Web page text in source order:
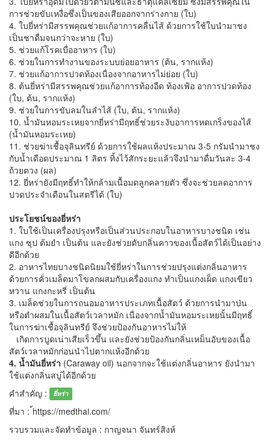
การช่วยขับเหงื่อซึ่งเป็นของเสียออกจากร่างกาย (ใบ)
4. ใบยี่หร่ามีสรรพคุณช่วยแก้อาการคลื่นไส้ ด้วยการใช้ใบนำมาชง
เป็นชาดื่มจนกว่าจะหาย (ใบ)
5. ช่วยแก้โรคเบื่ออาหาร (ใบ)
6. ช่วยในการทำงานของระบบย่อยอาหาร (ต้น, รากแห้ง)
7. ช่วยแก้อาการปวดท้องเนื่องจากอาหารไม่ย่อย (ใบ)
8. ต้นยี่หร่ามีสรรพคุณช่วยแก้อาการท้องอืด ท้องเฟ้อ อาการปวดท้อง
(ใบ, ต้น, รากแห้ง)
9. ช่วยในการขับลมในลำไส้ (ใบ, ต้น, รากแห้ง)
10. น้ำมันหอมระเหยจากยี่หร่ามีฤทธิ์ช่วยระงับอาการหดเกร็งของไส้
(น้ำมันหอมระเหย)
11. ช่วยฆ่าเชื้อจุลินทรีย์ ด้วยการใช้ผลแห้งประมาณ 3-5 กรัมนำมาชง
กับน้ำเดือดประมาณ 1 ลิตร ทิ้งไว้สักระยะแล้วจึงนำมาดื่มวันละ 3-4
ถ้วยตวง (ผล)
12. ยี่หร่ายังมีฤทธิ์ทำให้กล้ามเนื้อมดลูกคลายตัว ซึ่งจะช่วยลดอาการ
ปวดประจำเดือนในสตรีได้ (ใบ)
ประโยชน์ของยี่หร่า
1. ใบใช้เป็นเครื่องปรุงหรือเป็นส่วนประกอบในอาหารบางชนิด เช่น
แกง ซุป ต้มยำ เป็นต้น และยังช่วยดับกลิ่นคาวของเนื้อสัตว์ได้เป็นอย่าง
ดีอีกด้วย
2. อาหารไทยบางชนิดนิยมใช้ยี่หร่าในการช่วยปรุงแต่งกลิ่นอาหาร
ด้วยการคั่วเมล็ดมาโขลกผสมกับเครื่องแกง ทำเป็นแกงเผ็ด แกงเขียว
หวาน แกงกะหรี่ เป็นต้น
3. เมล็ดช่วยในการถนอมอาหารประเภทเนื้อสัตว์ ด้วยการนำมาป่น
หรือตำผสมในเนื้อสัตว์เวลาหมัก เนื่องจากน้ำมันหอมระเหยนั้นมีฤทธิ์
ในการฆ่าเชื้อจุลินทรีย์ จึงช่วยป้องกันอาหารไม่ให้
เกิดการบูดเน่าเสียเร็วขึ้น และยังช่วยป้องกันกลิ่นเหม็นอับของเนื้อ
สัตว์เวลาหมักก่อนนำไปตากแห้งอีกด้วย
4. น้ำมันยี่หร่า (Caraway oil) นอกจากจะใช้แต่งกลิ่นอาหาร ยังนำมา
ใช้แต่งกลิ่นสบู่ได้อีกด้วย
คำสำคัญ :
ยี่หร่า
ที่มา : ้https://medthai.com/
รวบรวมและจัดทำข้อมูล : กาญจนา จันทร์สิงห์